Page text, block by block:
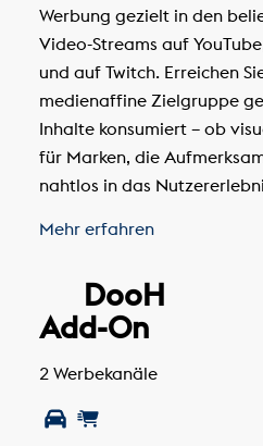
Werbung gezielt in den
Video-Streams auf
und auf Twitch. Erreichen
medienaffine Zielgruppe
Inhalte konsumiert – ob
für Marken, die
nahtlos in das
Mehr erfahren
DooH
Add-On
2 Werbekanäle